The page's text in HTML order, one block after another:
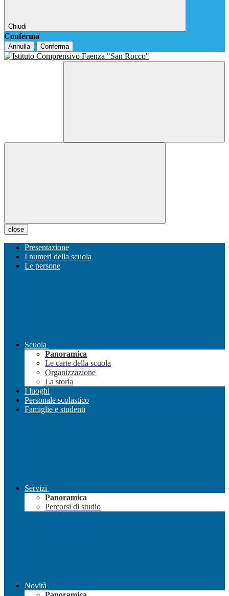
Chiudi
Conferma
Annulla Conferma
close
Presentazione
I numeri della scuola
Le persone
Scuola
Panoramica
Le carte della scuola
Organizzazione
La storia
I luoghi
Personale scolastico
Famiglie e studenti
Servizi
Panoramica
Percorsi di studio
Novità